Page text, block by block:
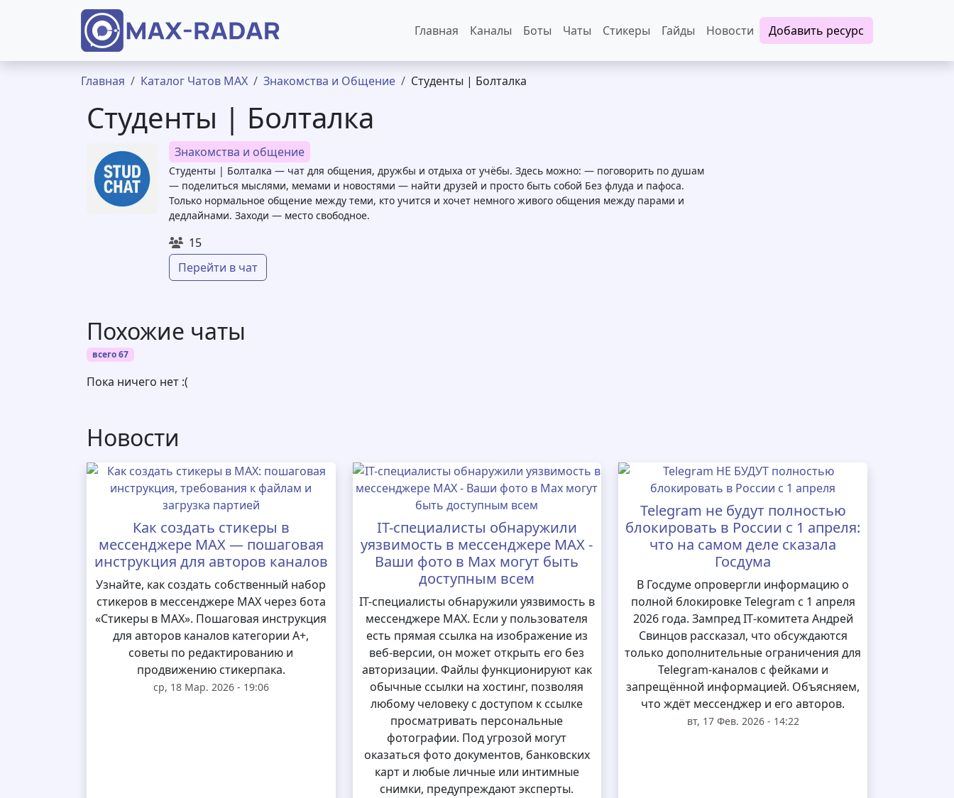
Перейти к основному содержанию
Основная навигация
Главная Каналы Боты Чаты Стикеры Гайды Новости Добавить ресурс
Строка навигации
Главная Каталог Чатов MAX Знакомства и Общение Студенты | Болталка
Студенты | Болталка
Знакомства и общение
Студенты | Болталка — чат для общения, дружбы и отдыха от учёбы. Здесь можно: — поговорить по душам
— поделиться мыслями, мемами и новостями — найти друзей и просто быть собой Без флуда и пафоса.
Только нормальное общение между теми, кто учится и хочет немного живого общения между парами и
дедлайнами. Заходи — место свободное.
15
Перейти в чат
Похожие чаты
всего 67
Пока ничего нет :(
Новости
Как создать стикеры в
мессенджере MAX — пошаговая
инструкция для авторов каналов
Узнайте, как создать собственный набор
стикеров в мессенджере MAX через бота
«Стикеры в MAX». Пошаговая инструкция
для авторов каналов категории А+,
советы по редактированию и
продвижению стикерпака.
ср, 18 Мар. 2026 - 19:06
IT-специалисты обнаружили
уязвимость в мессенджере MAX -
Ваши фото в Max могут быть
доступным всем
IT-специалисты обнаружили уязвимость в
мессенджере MAX. Если у пользователя
есть прямая ссылка на изображение из
веб-версии, он может открыть его без
авторизации. Файлы функционируют как
обычные ссылки на хостинг, позволяя
любому человеку с доступом к ссылке
просматривать персональные
фотографии. Под угрозой могут
оказаться фото документов, банковских
карт и любые личные или интимные
снимки, предупреждают эксперты.
Telegram не будут полностью
блокировать в России с 1 апреля:
что на самом деле сказала
Госдума
В Госдуме опровергли информацию о
полной блокировке Telegram с 1 апреля
2026 года. Зампред IT‑комитета Андрей
Свинцов рассказал, что обсуждаются
только дополнительные ограничения для
Telegram‑каналов с фейками и
запрещённой информацией. Объясняем,
что ждёт мессенджер и его авторов.
вт, 17 Фев. 2026 - 14:22